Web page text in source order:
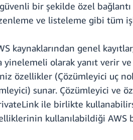
bir şekilde özel
ve listeleme gibi tüm
kaynaklarından genel
yinelemeli olarak yanıt verir
özellikler (Çözümleyici uç
sunar. Çözümleyici
ile birlikte
kullanılabildiği